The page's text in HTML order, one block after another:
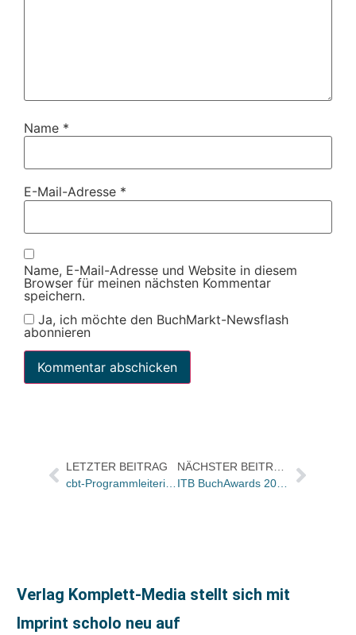
Name *
E-Mail-Adresse *
Name, E-Mail-Adresse und Website in diesem
Browser für meinen nächsten Kommentar
speichern.
Ja, ich möchte den BuchMarkt-Newsflash
abonnieren
LETZTER BEITRAG
cbt-Programmleiterin Susanne Krebs
Verlag Komplett-Media stellt sich mit
Imprint scholo neu auf